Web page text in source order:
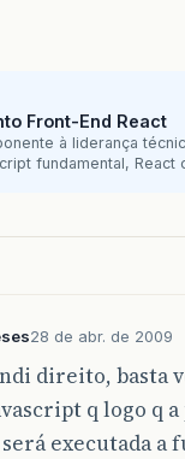
Front-End React
à liderança
fundamental, React
28 de abr. de 2009
direito, basta
q logo q
executada a